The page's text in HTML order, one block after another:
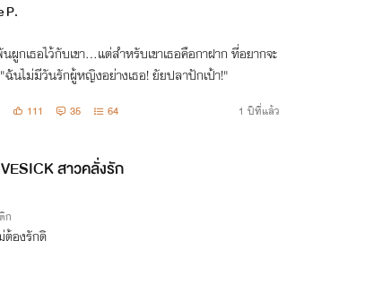
P.
ผูกเธอไว้กับเขา...แต่สำหรับเขาเธอคือกาฝาก ที่อยากจะ
นไม่มีวันรักผู้หญิงอย่างเธอ! ยัยปลาปักเป้า!"
111 35 64 1 ปีที่แล้ว
สาวคลั่งรัก
ก
ต้องรักดิ